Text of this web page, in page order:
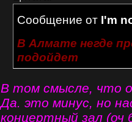
Сообщение от I'm
В Алмате негде
подойдет
В том смысле, что
Да. это минус, но
концертный зал (оч